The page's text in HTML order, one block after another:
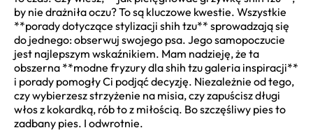
by nie drażniła oczu? To są kluczowe kwestie. Wszystkie
**porady dotyczące stylizacji shih tzu** sprowadzają się
do jednego: obserwuj swojego psa. Jego samopoczucie
jest najlepszym wskaźnikiem. Mam nadzieję, że ta
obszerna **modne fryzury dla shih tzu galeria inspiracji**
i porady pomogły Ci podjąć decyzję. Niezależnie od tego,
czy wybierzesz strzyżenie na misia, czy zapuścisz długi
włos z kokardką, rób to z miłością. Bo szczęśliwy pies to
zadbany pies. I odwrotnie.